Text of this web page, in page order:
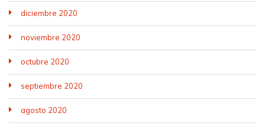
diciembre 2020
noviembre 2020
octubre 2020
septiembre 2020
agosto 2020